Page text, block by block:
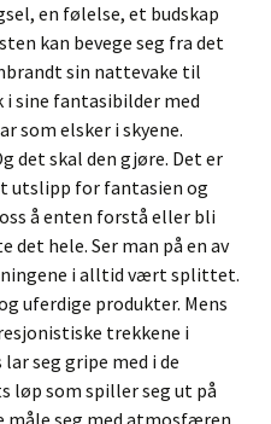
en følelse, et budskap
kan bevege seg fra det
sin nattevake til
sine fantasibilder med
som elsker i skyene.
det skal den gjøre. Det er
utslipp for fantasien og
å enten forstå eller bli
hele. Ser man på en av
i alltid vært splittet.
uferdige produkter. Mens
trekkene i
seg gripe med i de
løp som spiller seg ut på
måle seg med atmosfæren